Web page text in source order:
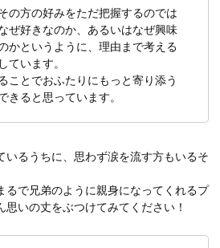
の方の好みをただ把握するのでは
ぜ好きなのか、あるいはなぜ興味
かというように、理由まで考える
ています。
ことでおふたりにもっと寄り添う
きると思っています。
いるうちに、思わず涙を流す方もいるそ
るで兄弟のように親身になってくれるプ
いの丈をぶつけてみてください！